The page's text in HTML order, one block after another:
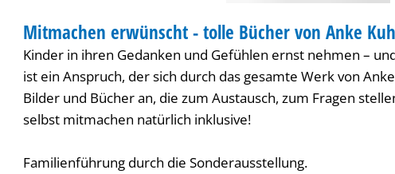
KATEGORIE: FÜHRUNG
Mitmachen erwünscht - tolle Bücher von Anke
Kinder in ihren Gedanken und Gefühlen ernst nehmen –
ist ein Anspruch, der sich durch das gesamte Werk von
Bilder und Bücher an, die zum Austausch, zum Fragen
selbst mitmachen natürlich inklusive!
Familienführung durch die Sonderausstellung.